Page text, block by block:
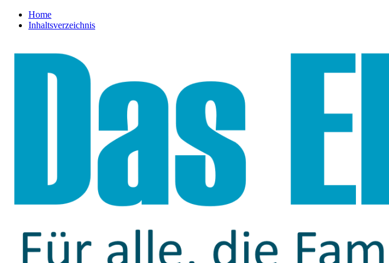
Home
Inhaltsverzeichnis